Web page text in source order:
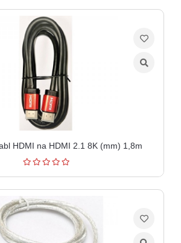
HDMI na HDMI 2.1 8K (mm) 1,8m